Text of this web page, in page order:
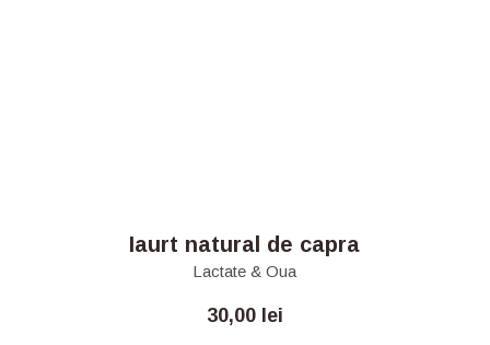
Iaurt natural de capra
Lactate & Oua
30,00 lei